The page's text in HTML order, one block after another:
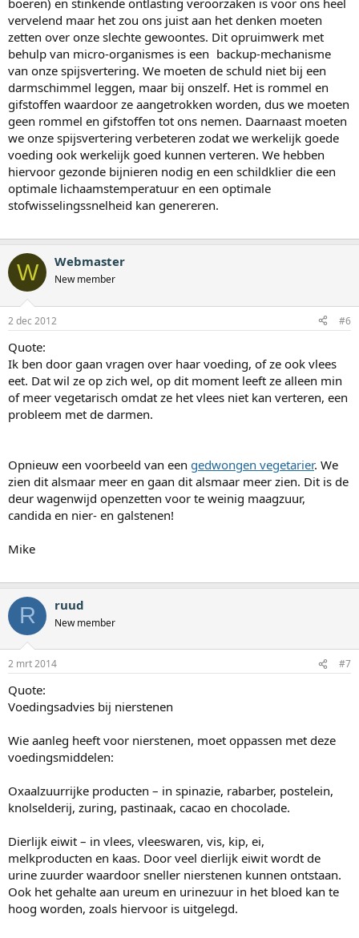
boeren) en stinkende ontlasting veroorzaken is voor ons heel
vervelend maar het zou ons juist aan het denken moeten
zetten over onze slechte gewoontes. Dit opruimwerk met
behulp van micro-organismes is een backup-mechanisme
van onze spijsvertering. We moeten de schuld niet bij een
darmschimmel leggen, maar bij onszelf. Het is rommel en
gifstoffen waardoor ze aangetrokken worden, dus we moeten
geen rommel en gifstoffen tot ons nemen. Daarnaast moeten
we onze spijsvertering verbeteren zodat we werkelijk goede
voeding ook werkelijk goed kunnen verteren. We hebben
hiervoor gezonde bijnieren nodig en een schildklier die een
optimale lichaamstemperatuur en een optimale
stofwisselingssnelheid kan genereren.
W Webmaster
New member
2 dec 2012 #6
Quote:
Ik ben door gaan vragen over haar voeding, of ze ook vlees
eet. Dat wil ze op zich wel, op dit moment leeft ze alleen min
of meer vegetarisch omdat ze het vlees niet kan verteren, een
probleem met de darmen.
Opnieuw een voorbeeld van een gedwongen vegetarier. We
zien dit alsmaar meer en gaan dit alsmaar meer zien. Dit is de
deur wagenwijd openzetten voor te weinig maagzuur,
candida en nier- en galstenen!
Mike
R ruud
New member
2 mrt 2014 #7
Quote:
Voedingsadvies bij nierstenen
Wie aanleg heeft voor nierstenen, moet oppassen met deze
voedingsmiddelen:
Oxaalzuurrijke producten – in spinazie, rabarber, postelein,
knolselderij, zuring, pastinaak, cacao en chocolade.
Dierlijk eiwit – in vlees, vleeswaren, vis, kip, ei,
melkproducten en kaas. Door veel dierlijk eiwit wordt de
urine zuurder waardoor sneller nierstenen kunnen ontstaan.
Ook het gehalte aan ureum en urinezuur in het bloed kan te
hoog worden, zoals hiervoor is uitgelegd.